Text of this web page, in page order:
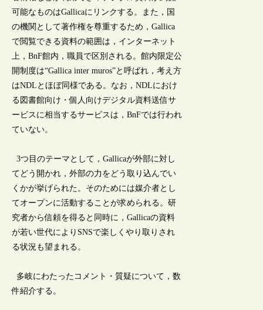
可能なものはGallicaにリンクする。また，国
の機関として著作権を尊重するため，Gallica
で閲覧できる資料の範囲は，インターネット
上，BnF館内，職員で区別される。館内限定公
開制度は“Gallica inter muros”と呼ばれ，考え方
はNDLとほぼ同様である。なお，NDLにおけ
る図書館向け・個人向けデジタル資料送信サ
ービスに相当するサービスは，BnFでは行われ
ていない。
3つ目のテーマとして，Gallicaが外部に対し
てどう開かれ，外部の力をどう取り込んでい
くかが挙げられた。そのためには媒介者とし
てオープンに活動することが求められる。研
究者から信頼を得ると同時に，Gallicaの資料
が若い世代によりSNSで楽しくやり取りされ
る状況も望まれる。
多岐にわたったコメント・質疑について，数
件紹介する。